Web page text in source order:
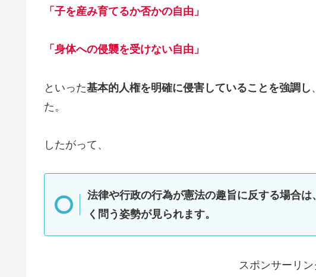
「子を産み育てるか否かの自由」
「身体への侵襲を受けない自由」
といった基本的人権を明確に侵害していることを強調し
た。
したがって、
法律や行政の行為が憲法の趣旨に反する場合
く問う姿勢が見られます。
スポンサーリン